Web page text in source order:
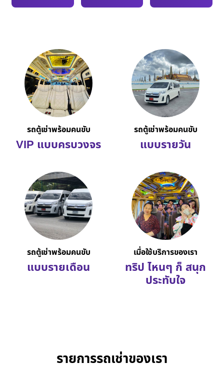
รถตู้เช่าพร้อมคนขับ
VIP แบบครบวงจร
รถตู้เช่าพร้อมคนขับ
แบบรายวัน
รถตู้เช่าพร้อมคนขับ
แบบรายเดือน
เมื่อใช้บริการของเรา
ทริป ไหนๆ ก็ สนุก
ประทับใจ
รายการรถเช่าของเรา